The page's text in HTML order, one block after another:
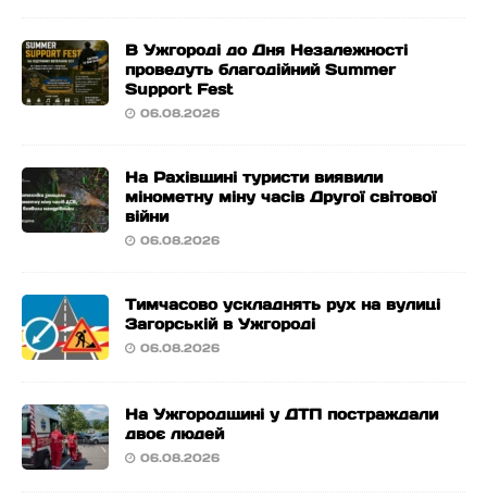
В Ужгороді до Дня Незалежності
проведуть благодійний Summer
Support Fest
06.08.2026
На Рахівщині туристи виявили
мінометну міну часів Другої світової
війни
06.08.2026
Тимчасово ускладнять рух на вулиці
Загорській в Ужгороді
06.08.2026
На Ужгородщині у ДТП постраждали
двоє людей
06.08.2026